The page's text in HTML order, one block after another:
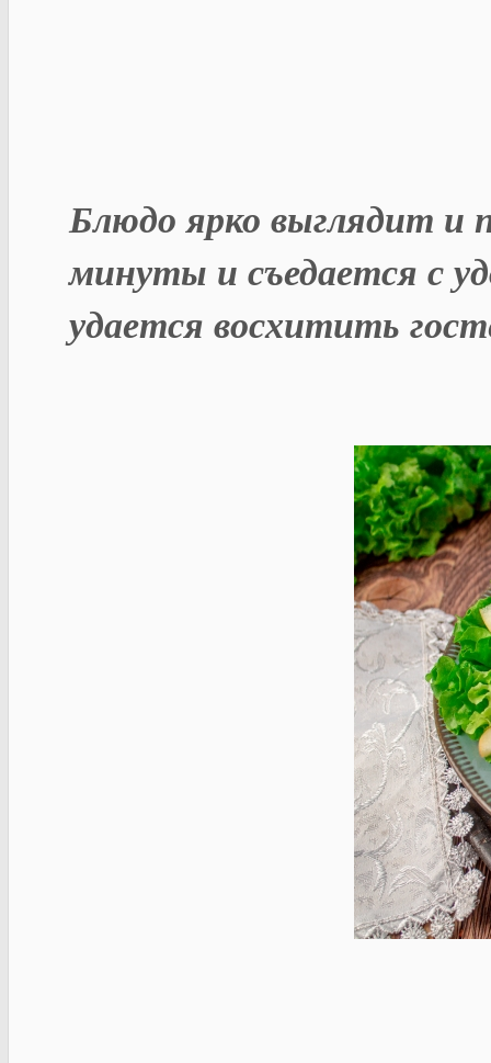
Блюдо ярко выглядит и
минуты и съедается с
удается восхитить